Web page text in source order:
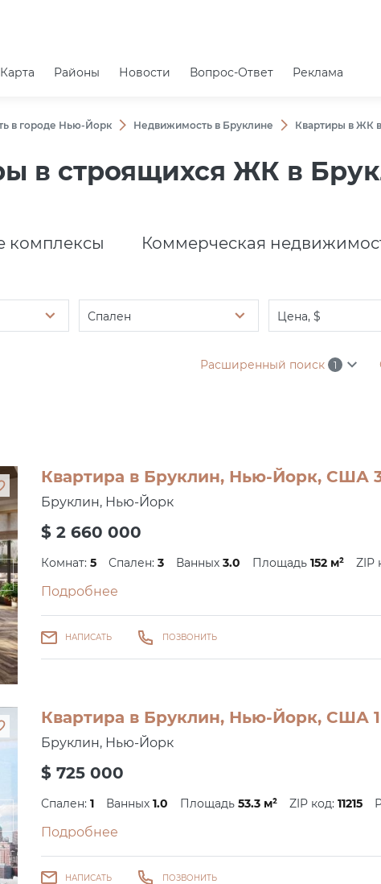
Карта Районы Новости Вопрос-Ответ Реклама
в городе Нью-Йорк Недвижимость в Бруклине
Квартиры в ЖК
в строящихся ЖК в
комплексы Коммерческая
Спален Цена, $
Расширенный поиск 1
Квартира в Бруклин, Нью-Йорк, США
Бруклин, Нью-Йорк
$ 2 660 000
Комнат: 5 Спален: 3 Ванных 3.0 Площадь 152 м² ZIP
Подробнее
НАПИСАТЬ ПОЗВОНИТЬ
Квартира в Бруклин, Нью-Йорк, США
Бруклин, Нью-Йорк
$ 725 000
Спален: 1 Ванных 1.0 Площадь 53.3 м² ZIP код: 11215
Подробнее
НАПИСАТЬ ПОЗВОНИТЬ